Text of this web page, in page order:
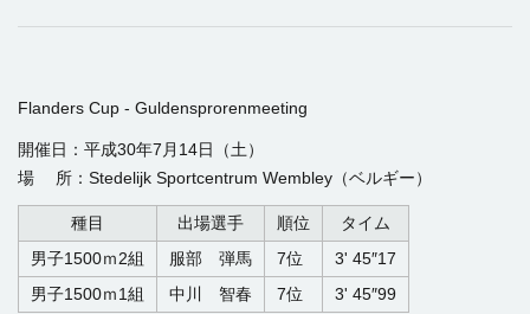
Flanders Cup - Guldensprorenmeeting
開催日：平成30年7月14日（土）
場 所：Stedelijk Sportcentrum Wembley（ベルギー）
種目 出場選手 順位
タイム
男子1500ｍ2組
服部 弾馬 7位
3' 45″17
男子1500ｍ1組
中川 智春 7位 3' 45″99